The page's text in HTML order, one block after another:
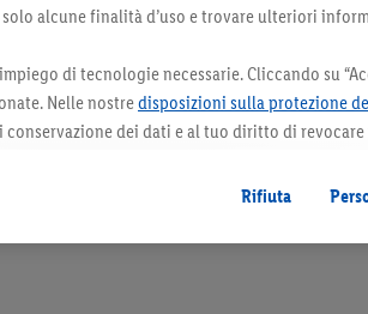
soprattutto quelli non-food, non fanno
solo alcune finalità d’uso e trovare ulteriori
di tecnologie necessarie. Cliccando su
Nelle nostredisposizioni sulla protezione
dei dati e al tuo diritto di
Rifiuta